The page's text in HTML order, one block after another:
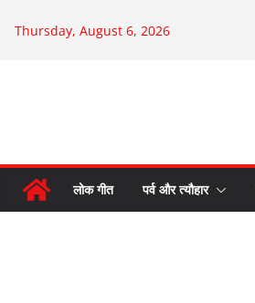
Thursday, August 6, 2026
लोक गीत पर्व और त्यौहार